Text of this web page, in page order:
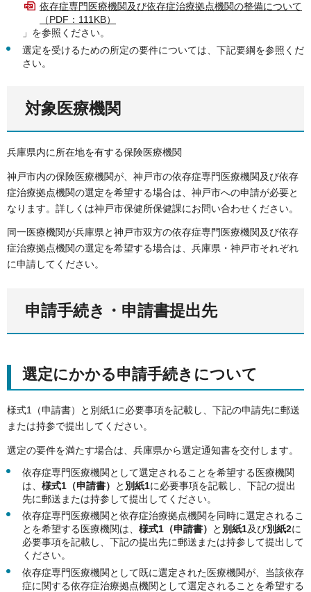
依存症専門医療機関及び依存症治療拠点機関の整備について
（PDF：111KB）
」を参照ください。
選定を受けるための所定の要件については、下記要綱を参照くだ
さい。
対象医療機関
兵庫県内に所在地を有する保険医療機関
神戸市内の保険医療機関が、神戸市の依存症専門医療機関及び依存
症治療拠点機関の選定を希望する場合は、神戸市への申請が必要と
なります。詳しくは神戸市保健所保健課にお問い合わせください。
同一医療機関が兵庫県と神戸市双方の依存症専門医療機関及び依存
症治療拠点機関の選定を希望する場合は、兵庫県・神戸市それぞれ
に申請してください。
申請手続き・申請書提出先
選定にかかる申請手続きについて
様式1（申請書）と別紙1に必要事項を記載し、下記の申請先に郵送
または持参で提出してください。
選定の要件を満たす場合は、兵庫県から選定通知書を交付します。
依存症専門医療機関として選定されることを希望する医療機関
は、 様式1（申請書） と 別紙1に必要事項を記載し、下記の提出
先に郵送または持参して提出してください。
依存症専門医療機関と依存症治療拠点機関を同時に選定されるこ
とを希望する医療機関は、 様式1（申請書） と 別紙1及び別紙2に
必要事項を記載し、下記の提出先に郵送または持参して提出して
ください。
依存症専門医療機関として既に選定された医療機関が、当該依存
症に関する依存症治療拠点機関として選定されることを希望する